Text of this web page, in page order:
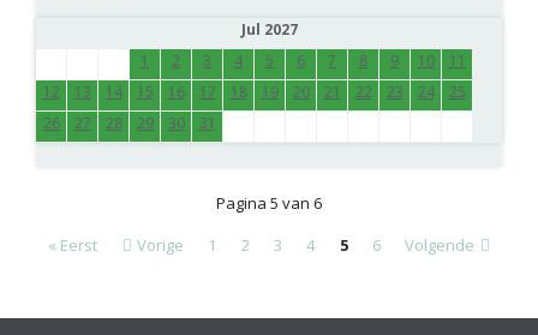
Jul 2027
1
2 3 4 5 6 7 8 9 10
11
12
13 14 15 16 17 18 19 20 21 22 23 24
25
26
27 28 29 30 31
Pagina 5 van 6
« Eerst
Vorige 1 2 3 4 5 6 Volgende